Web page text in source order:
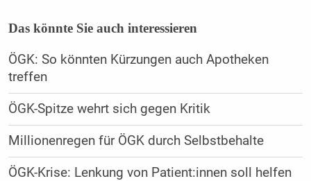
Das könnte Sie auch interessieren
ÖGK: So könnten Kürzungen auch Apotheken
treffen
ÖGK-Spitze wehrt sich gegen Kritik
Millionenregen für ÖGK durch Selbstbehalte
ÖGK-Krise: Lenkung von Patient:innen soll helfen